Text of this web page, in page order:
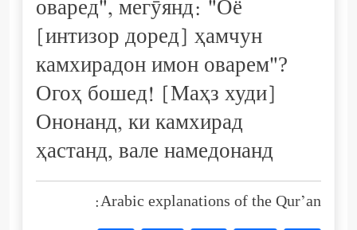
оваред", мегӯянд: "Оё
[интизор доред] ҳамчун
камхирадон имон оварем"?
Огоҳ бошед! [Маҳз худи]
Ононанд, ки камхирад
ҳастанд, вале намедонанд
Arabic explanations of the Qur’an: